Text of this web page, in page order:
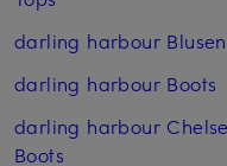
darling harbour Blusen
darling harbour Boots
darling harbour
Boots